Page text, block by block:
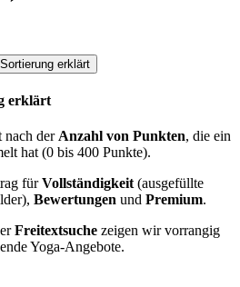
erklärt
erklärt
nach der Anzahl von Punkten, die ein
hat (0 bis 400 Punkte).
fürVollständigkeit (ausgefüllte
Bewertungen und Premium.
Freitextsuche zeigen wir vorrangig
Yoga-Angebote.